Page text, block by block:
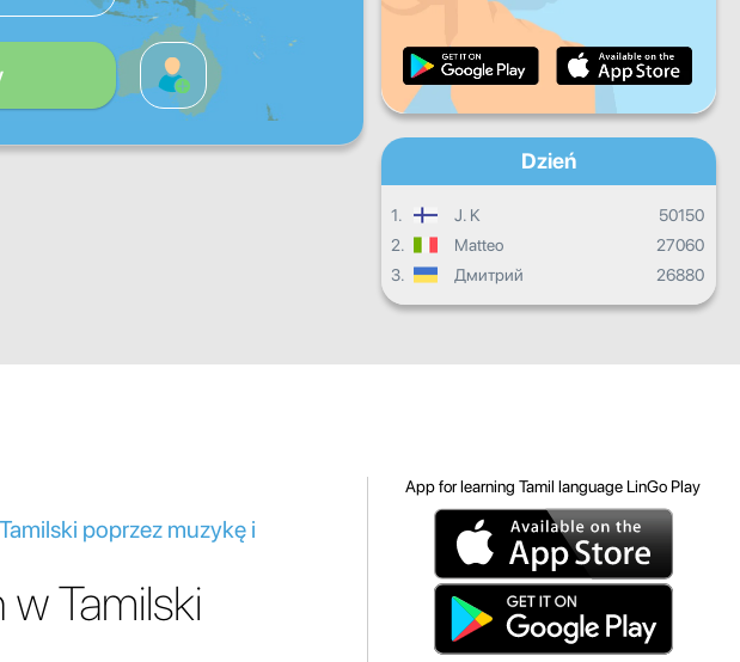
Ogólny postęp
Dzień
1. J. K
50150
2.
Matteo
27060
3.
Дмитрий 26880
poprzez muzykę i
Tamilski
App for learning Tamil language LinGo Play